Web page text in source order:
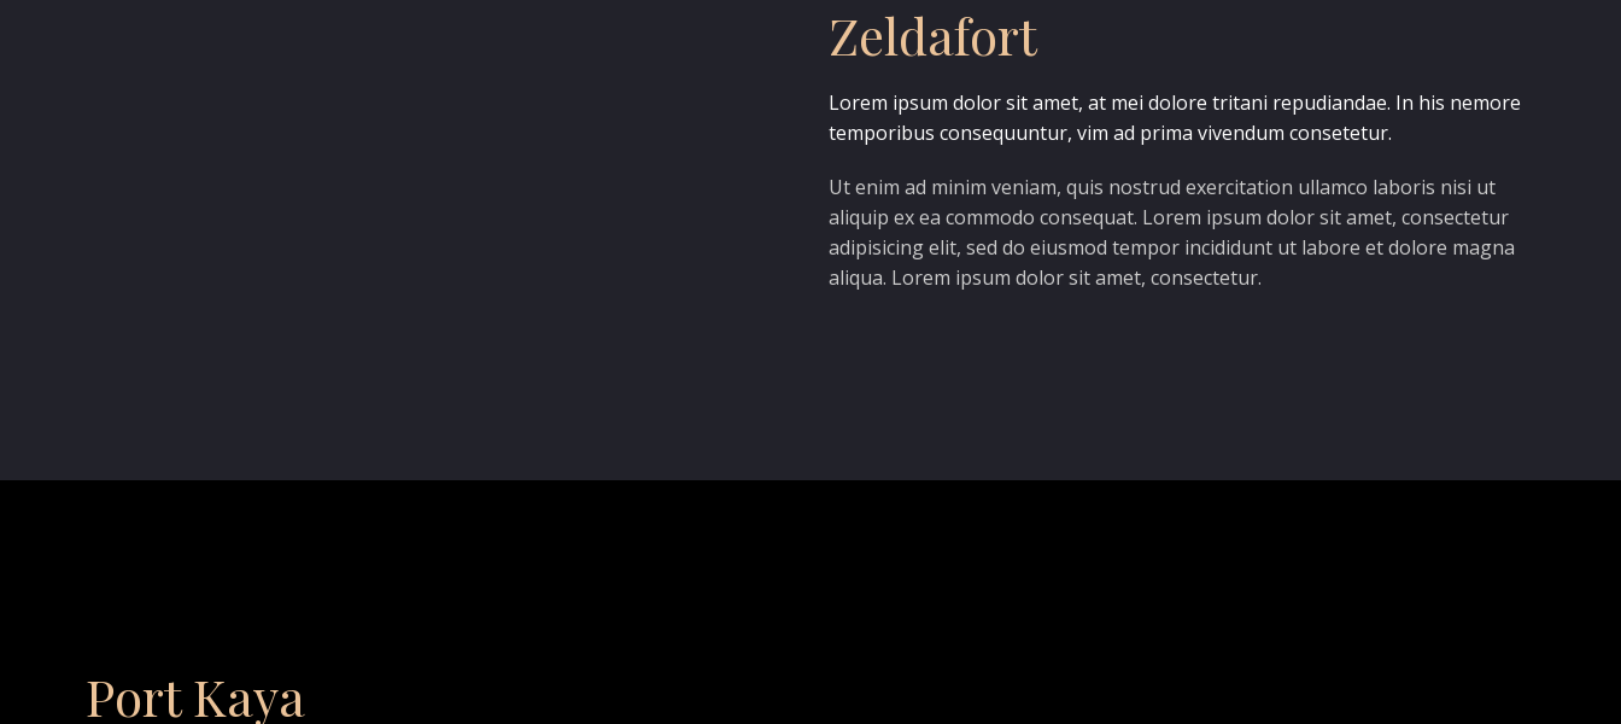
Zeldafort
Lorem ipsum dolor sit amet, at mei dolore tritani repudiandae. In his nemore
temporibus consequuntur, vim ad prima vivendum consetetur.
Ut enim ad minim veniam, quis nostrud exercitation ullamco laboris nisi ut
aliquip ex ea commodo consequat. Lorem ipsum dolor sit amet, consectetur
adipisicing elit, sed do eiusmod tempor incididunt ut labore et dolore magna
aliqua. Lorem ipsum dolor sit amet, consectetur.
Port Kaya